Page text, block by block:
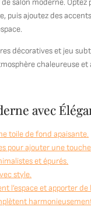
salon moderne.
puis ajoutez des
décoratives et jeu
chaleureuse et
avec
toile de fond apaisante.
pour ajouter une
et épurés.
style.
l’espace et apporter de